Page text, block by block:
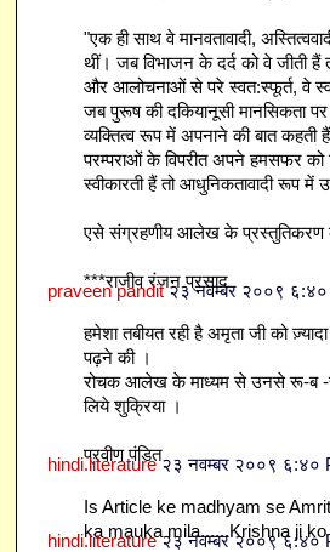
"एक ही साथ वे मानवतावादी,
थीं। जब विभाजन के दर्द को वे जीती हैं
और आलोचनाओं से परे स्वत:स्फूर्त, वे स्व
जब पुरूष की दकियानूसी मानसिकता
व्यक्तित्व रूप में अपनाने की बात कहती
परम्पराओं के विपरीत अपने हमसफर
स्वीकारती हैं तो आधुनिकतावादी रूप में
एसे संग्रहणीय आलेख के प्रस्तुतिकरण
***राजीव रंजन प्रसाद
praveen pandit २३ नवम्बर २००९
हमेशा तबीयत रही है अमृता जी को
पढ़ने की ।
रोचक आलेख के माध्यम से उनसे रू-ब
लिये शुक्रिया ।
प्रवीण पंडित
hindi.literature २३ नवम्बर २००९ ६:४०
Is Article ke madhyam se
ka mauka mila......Krishna ji
hindi.literature २३ नवम्बर २००९ ६:४०